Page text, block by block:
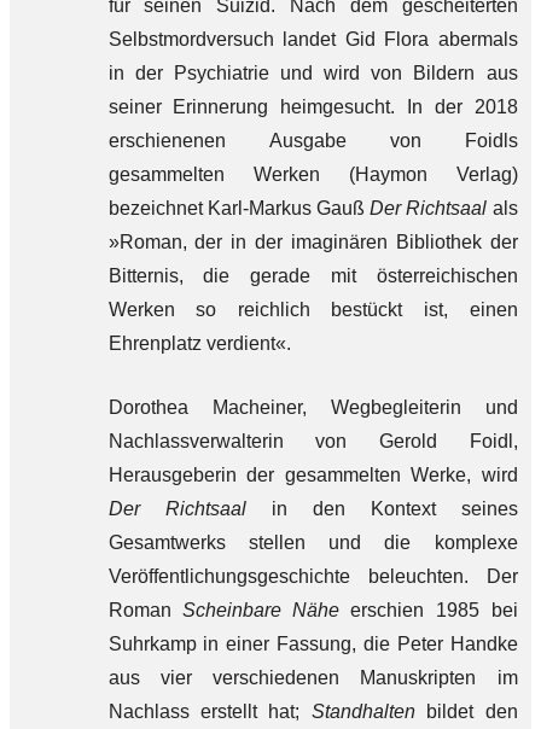
für seinen Suizid. Nach dem gescheiterten
Selbstmordversuch landet Gid Flora abermals
in der Psychiatrie und wird von Bildern aus
seiner Erinnerung heimgesucht. In der 2018
erschienenen Ausgabe von Foidls
gesammelten Werken (Haymon Verlag)
bezeichnet Karl-Markus Gauß Der Richtsaalals
»Roman, der in der imaginären Bibliothek der
Bitternis, die gerade mit österreichischen
Werken so reichlich bestückt ist, einen
Ehrenplatz verdient«.
Dorothea Macheiner, Wegbegleiterin und
Nachlassverwalterin von Gerold Foidl,
Herausgeberin der gesammelten Werke, wird
Der Richtsaalin den Kontext seines
Gesamtwerks stellen und die komplexe
Veröffentlichungsgeschichte beleuchten. Der
Roman Scheinbare Näheerschien 1985 bei
Suhrkamp in einer Fassung, die Peter Handke
aus vier verschiedenen Manuskripten im
Nachlass erstellt hat; Standhaltenbildet den